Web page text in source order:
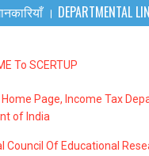
। DEPARTMENTAL
To SCERTUP
Page, Income Tax
of India
Council Of Educational